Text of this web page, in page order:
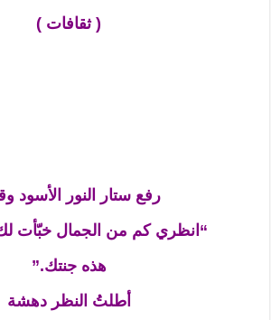
( ثقافات )
رفع ستار النور الأسود
“انظري كم من الجمال خبّأت
هذه جنتك.”
أطلتُ النظر دهشة